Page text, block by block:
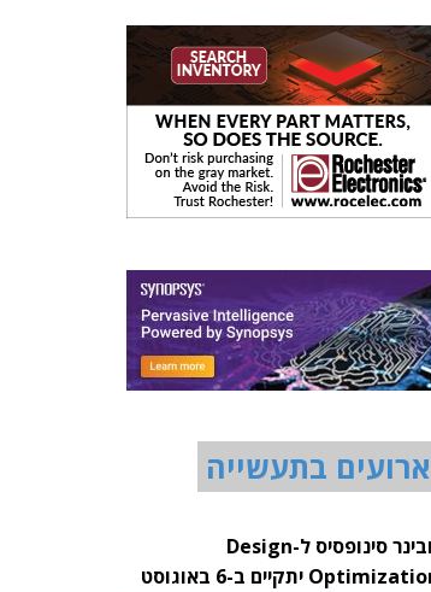
ארועים בתעשייה
וובינר סינופסיס ל-Design
Optimization יתקיים ב-6 באוגוסט